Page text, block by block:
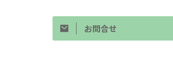
お問合せ